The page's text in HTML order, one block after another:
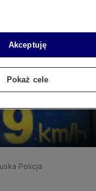
Policja
Akceptuję
Pokaż cele